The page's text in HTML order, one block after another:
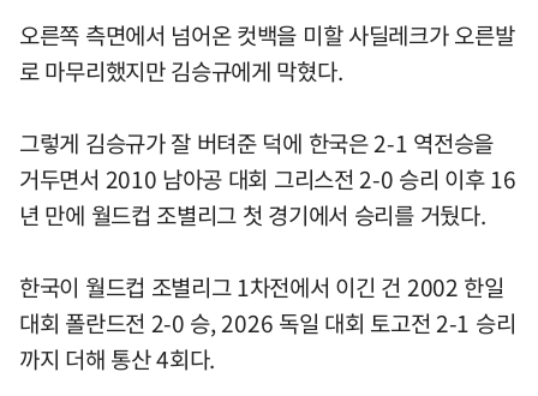
오른쪽 측면에서 넘어온 컷백을 미할 사딜레크가 오른발
로 마무리했지만 김승규에게 막혔다.
그렇게 김승규가 잘 버텨준 덕에 한국은 2-1 역전승을
거두면서 2010 남아공 대회 그리스전 2-0 승리 이후 16
년 만에 월드컵 조별리그 첫 경기에서 승리를 거뒀다.
한국이 월드컵 조별리그 1차전에서 이긴 건 2002 한일
대회 폴란드전 2-0 승, 2026 독일 대회 토고전 2-1 승리
까지 더해 통산 4회다.